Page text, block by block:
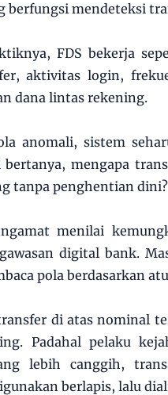
berfungsi mendeteksi
FDS bekerja
aktivitas login,
dana lintas rekening.
anomali, sistem
mengapa
tanpa penghentian dini?
menilai
digital bank.
pola berdasarkan
di atas nominal
Padahal pelaku
lebih canggih,
berlapis, lalu